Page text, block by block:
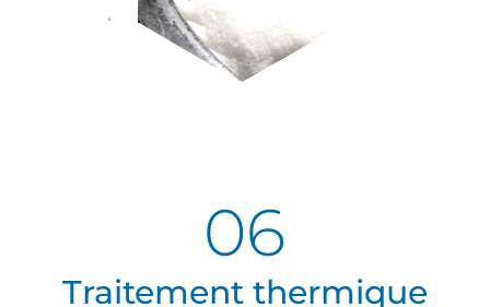
06
Traitement thermique